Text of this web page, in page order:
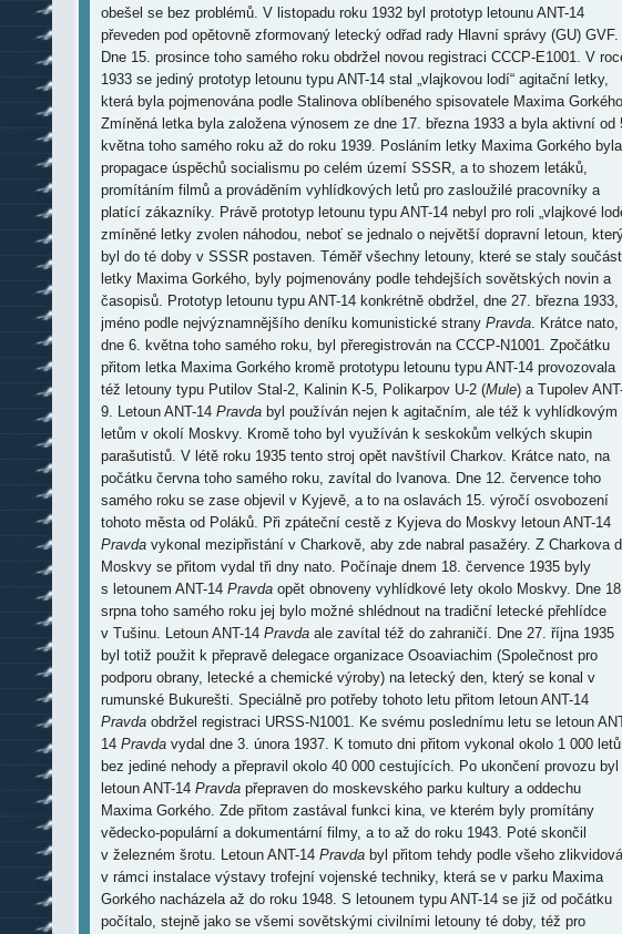
obešel se bez problémů. V listopadu roku 1932 byl prototyp letounu ANT-14
převeden pod opětovně zformovaný letecký odřad rady Hlavní správy (GU) GVF.
Dne 15. prosince toho samého roku obdržel novou registraci CCCP-E1001. V
1933 se jediný prototyp letounu typu ANT-14 stal „vlajkovou lodí“ agitační letky,
která byla pojmenována podle Stalinova oblíbeného spisovatele Maxima
Zmíněná letka byla založena výnosem ze dne 17. března 1933 a byla aktivní od
května toho samého roku až do roku 1939. Posláním letky Maxima Gorkého byla
propagace úspěchů socialismu po celém území SSSR, a to shozem letáků,
promítáním filmů a prováděním vyhlídkových letů pro zasloužilé pracovníky a
platící zákazníky. Právě prototyp letounu typu ANT-14 nebyl pro roli „vlajkové
zmíněné letky zvolen náhodou, neboť se jednalo o největší dopravní letoun,
byl do té doby v SSSR postaven. Téměř všechny letouny, které se staly
letky Maxima Gorkého, byly pojmenovány podle tehdejších sovětských novin a
časopisů. Prototyp letounu typu ANT-14 konkrétně obdržel, dne 27. března 1933,
jméno podle nejvýznamnějšího deníku komunistické strany Pravda. Krátce nato,
dne 6. května toho samého roku, byl přeregistrován na CCCP-N1001. Zpočátku
přitom letka Maxima Gorkého kromě prototypu letounu typu ANT-14 provozovala
též letouny typu Putilov Stal-2, Kalinin K-5, Polikarpov U-2 (Mule) a Tupolev
9. Letoun ANT-14 Pravdabyl používán nejen k agitačním, ale též k vyhlídkovým
letům v okolí Moskvy. Kromě toho byl využíván k seskokům velkých skupin
parašutistů. V létě roku 1935 tento stroj opět navštívil Charkov. Krátce nato, na
počátku června toho samého roku, zavítal do Ivanova. Dne 12. července toho
samého roku se zase objevil v Kyjevě, a to na oslavách 15. výročí osvobození
tohoto města od Poláků. Při zpáteční cestě z Kyjeva do Moskvy letoun ANT-14
Pravdavykonal mezipřistání v Charkově, aby zde nabral pasažéry. Z Charkova
Moskvy se přitom vydal tři dny nato. Počínaje dnem 18. července 1935 byly
s letounem ANT-14 Pravdaopět obnoveny vyhlídkové lety okolo Moskvy. Dne
srpna toho samého roku jej bylo možné shlédnout na tradiční letecké přehlídce
v Tušinu. Letoun ANT-14 Pravdaale zavítal též do zahraničí. Dne 27. října 1935
byl totiž použit k přepravě delegace organizace Osoaviachim (Společnost pro
podporu obrany, letecké a chemické výroby) na letecký den, který se konal v
rumunské Bukurešti. Speciálně pro potřeby tohoto letu přitom letoun ANT-14
Pravdaobdržel registraci URSS-N1001. Ke svému poslednímu letu se letoun
14 Pravdavydal dne 3. února 1937. K tomuto dni přitom vykonal okolo 1 000 letů
bez jediné nehody a přepravil okolo 40 000 cestujících. Po ukončení provozu byl
letoun ANT-14 Pravdapřepraven do moskevského parku kultury a oddechu
Maxima Gorkého. Zde přitom zastával funkci kina, ve kterém byly promítány
vědecko-populární a dokumentární filmy, a to až do roku 1943. Poté skončil
v železném šrotu. Letoun ANT-14 Pravdabyl přitom tehdy podle všeho
v rámci instalace výstavy trofejní vojenské techniky, která se v parku Maxima
Gorkého nacházela až do roku 1948. S letounem typu ANT-14 se již od počátku
počítalo, stejně jako se všemi sovětskými civilními letouny té doby, též pro